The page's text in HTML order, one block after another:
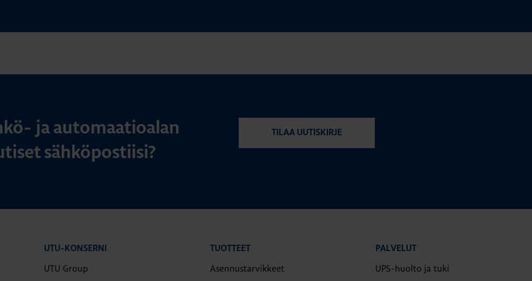
ja automaatioalan
sähköpostiisi?
TILAA UUTISKIRJE
UTU-KONSERNI
UTU Group
TUOTTEET
Asennustarvikkeet
PALVELUT
UPS-huolto ja tuki